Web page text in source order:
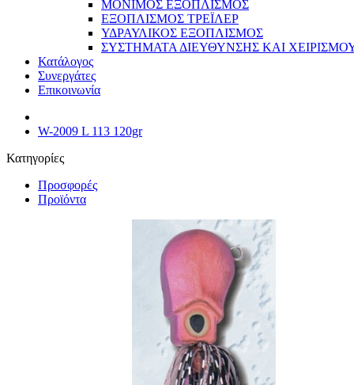
ΜΟΝΙΜΟΣ ΕΞΟΠΛΙΣΜΟΣ
ΕΞΟΠΛΙΣΜΟΣ ΤΡΕΪΛΕΡ
ΥΔΡΑΥΛΙΚΟΣ ΕΞΟΠΛΙΣΜΟΣ
ΣΥΣΤΗΜΑΤΑ ΔΙΕΥΘΥΝΣΗΣ ΚΑΙ
Κατάλογος
Συνεργάτες
Επικοινωνία
W-2009 L 113 120gr
Κατηγορίες
Προσφορές
Προϊόντα